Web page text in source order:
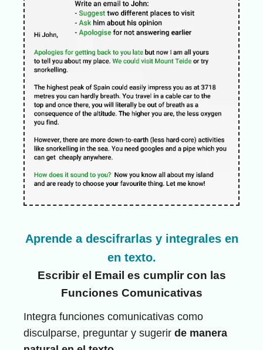
Aprende a descifrarlas y integrales en
en texto.
Escribir el Email es cumplir con las
Funciones Comunicativas
Integra funciones comunicativas como
disculparse, preguntar y sugerir de manera